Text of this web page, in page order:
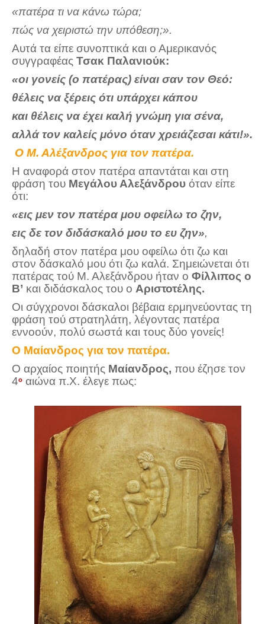
«πατέρα τι να κάνω τώρα;
πώς να χειριστώ την υπόθεση;».
Αυτά τα είπε συνοπτικά και ο Αμερικανός
συγγραφέας Τσακ Παλανιούκ:
«οι γονείς (ο πατέρας) είναι σαν τον Θεό:
θέλεις να ξέρεις ότι υπάρχει κάπου
και θέλεις να έχει καλή γνώμη για σένα,
αλλά τον καλείς μόνο όταν χρειάζεσαι κάτι!».
Ο Μ. Αλέξανδρος για τον πατέρα.
Η αναφορά στον πατέρα απαντάται και στη
φράση του Μεγάλου Αλεξάνδρου όταν είπε
ότι:
«εις μεν τον πατέρα μου οφείλω το ζην,
εις δε τον διδάσκαλό μου το ευ ζην»,
δηλαδή στον πατέρα μου οφείλω ότι ζω και
στον δάσκαλό μου ότι ζω καλά. Σημειώνεται ότι
πατέρας τού Μ. Αλεξάνδρου ήταν ο Φίλλιπος ο
Β’ και διδάσκαλος του ο Αριστοτέλης.
Οι σύγχρονοι δάσκαλοι βέβαια ερμηνεύοντας τη
φράση τού στρατηλάτη, λέγοντας πατέρα
εννοούν, πολύ σωστά και τους δύο γονείς!
Ο Μαίανδρος για τον πατέρα.
Ο αρχαίος ποιητής Μαίανδρος, που έζησε τον
4ο αιώνα π.Χ. έλεγε πως: